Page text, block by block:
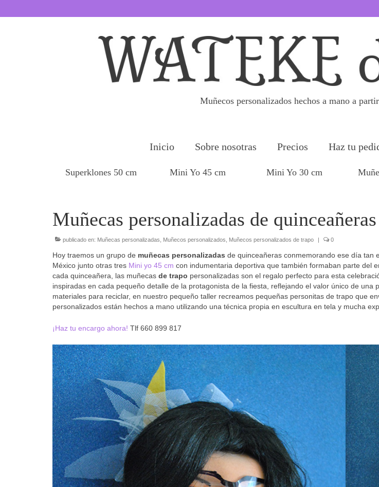
Muñecos personalizados hechos a mano a
Inicio Sobre nosotras Precios Haz tu
Superklones 50 cm Mini Yo 45 cm Mini Yo 30 cm
Muñecas personalizadas de quinceañeras
publicado en: Muñecas personalizadas Muñecos personalizados Muñecos personalizados de trapo 0
Hoy traemos un grupo de muñecas personalizadas de quinceañeras conmemorando ese día tan
México junto otras tres Mini yo 45 cm con indumentaria deportiva que también formaban parte del
cada quinceañera, las muñecas de trapo personalizadas son el regalo perfecto para esta
inspiradas en cada pequeño detalle de la protagonista de la fiesta, reflejando el valor único de
materiales para reciclar, en nuestro pequeño taller recreamos pequeñas personitas de trapo que
personalizados están hechos a mano utilizando una técnica propia en escultura en tela y mucha
¡Haz tu encargo ahora! Tlf 660 899 817